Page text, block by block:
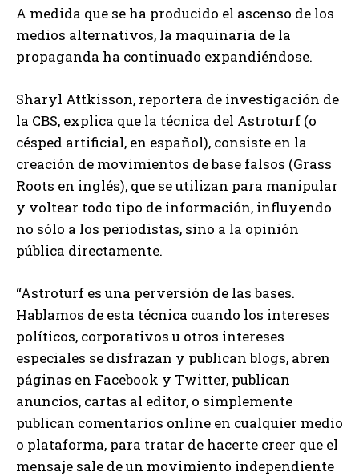
A medida que se ha producido el ascenso de los
medios alternativos, la maquinaria de la
propaganda ha continuado expandiéndose.
Sharyl Attkisson, reportera de investigación de
la CBS, explica que la técnica del Astroturf (o
césped artificial, en español), consiste en la
creación de movimientos de base falsos (Grass
Roots en inglés), que se utilizan para manipular
y voltear todo tipo de información, influyendo
no sólo a los periodistas, sino a la opinión
pública directamente.
“Astroturf es una perversión de las bases.
Hablamos de esta técnica cuando los intereses
políticos, corporativos u otros intereses
especiales se disfrazan y publican blogs, abren
páginas en Facebook y Twitter, publican
anuncios, cartas al editor, o simplemente
publican comentarios online en cualquier medio
o plataforma, para tratar de hacerte creer que el
mensaje sale de un movimiento independiente